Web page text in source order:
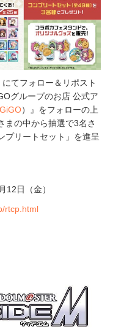
てフォロー＆リポスト
グループのお店 公式ア
）』をフォローの上
まの中から抽選で3名さ
プリートセット」を進呈
12日（金）
rtcp.html